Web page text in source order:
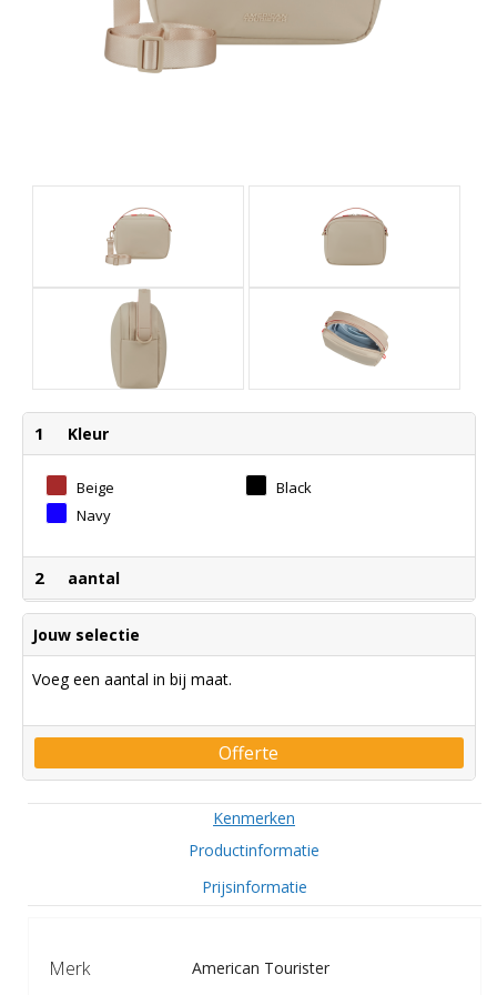
1 Kleur
Beige
Black
Navy
2 aantal
Jouw selectie
Voeg een aantal in bij maat.
Offerte
Kenmerken
Productinformatie
Prijsinformatie
Merk American Tourister